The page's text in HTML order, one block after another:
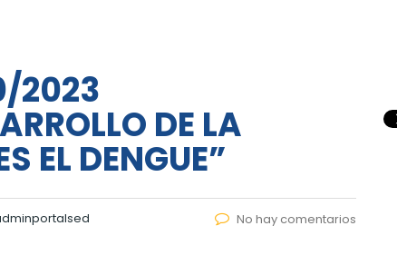
2023
DE LA
EL DENGUE”
No hay comentarios